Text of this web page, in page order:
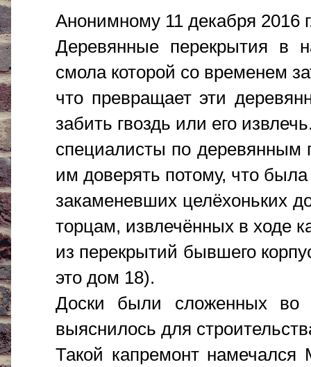
Анонимному 11 декабря 2016
Деревянные перекрытия в
смола которой со временем
что превращает эти
забить гвоздь или его
специалисты по деревянным
им доверять потому, что
закаменевших целёхоньких
торцам, извлечённых в ходе
из перекрытий бывшего
это дом 18).
Доски были сложенных во
выяснилось для
Такой капремонт намечался